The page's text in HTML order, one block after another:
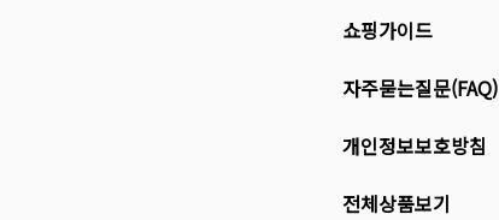
쇼핑가이드
자주묻는질문(FAQ)
개인정보보호방침
전체상품보기